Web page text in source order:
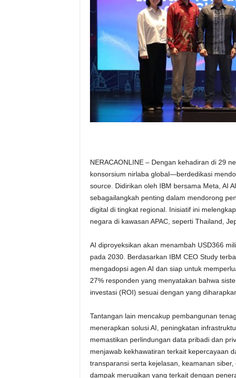
NERACAONLINE – Dengan kehadiran di 29
konsorsium nirlaba global—berdedikasi
source. Didirikan oleh IBM bersama Meta, AI
sebagailangkah penting dalam mendorong
digital di tingkat regional. Inisiatif ini
negara di kawasan APAC, seperti Thailand,
AI diproyeksikan akan menambah USD366
pada 2030. Berdasarkan IBM CEO Study
mengadopsi agen AI dan siap untuk
27% responden yang menyatakan bahwa
investasi (ROI) sesuai dengan yang
Tantangan lain mencakup pembangunan
menerapkan solusi AI, peningkatan
memastikan perlindungan data pribadi dan
menjawab kekhawatiran terkait kepercayaan
transparansi serta kejelasan, keamanan
dampak merugikan yang terkait dengan